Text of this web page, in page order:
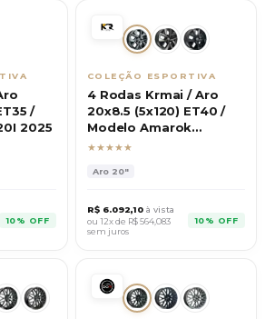
/
2025
10% OFF
COLEÇÃO ESPORTIVA
4 Rodas Krmai / Aro
20x8.5 (5x120) ET40 /
Modelo Amarok
Extreme
★★★★★
Aro 20"
R$ 6.092,10 à vista
ou 12x de R$564,083
sem juros
10% OFF